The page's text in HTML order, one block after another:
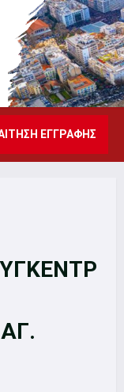
ΕΓΓΡΑΦΗΣ